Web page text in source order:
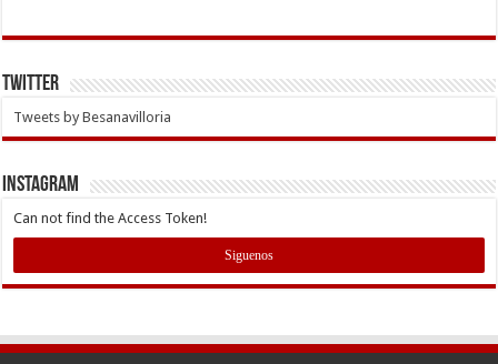
Twitter
Tweets by Besanavilloria
INSTAGRAM
Can not find the Access Token!
Siguenos